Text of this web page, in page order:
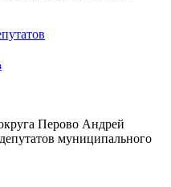
Перово Андрей
муниципального